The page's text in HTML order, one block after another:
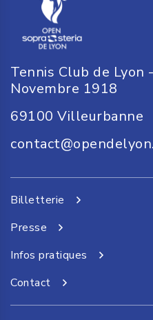
Tennis Club de Lyon
Novembre 1918
69100 Villeurbanne
Billetterie
Presse
Infos pratiques
Contact